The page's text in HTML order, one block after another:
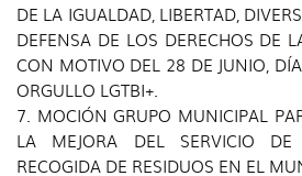
DE LA IGUALDAD, LIBERTAD,
DEFENSA DE LOS DERECHOS DE
CON MOTIVO DEL 28 DE JUNIO,
ORGULLO LGTBI+.
7. MOCIÓN GRUPO MUNICIPAL
LA MEJORA DEL SERVICIO
RECOGIDA DE RESIDUOS EN EL